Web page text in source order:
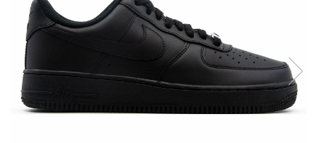
Slapi barbati
Mocasini
Pantofi sport femei
Slapi femei
Sandale & Slapi copii